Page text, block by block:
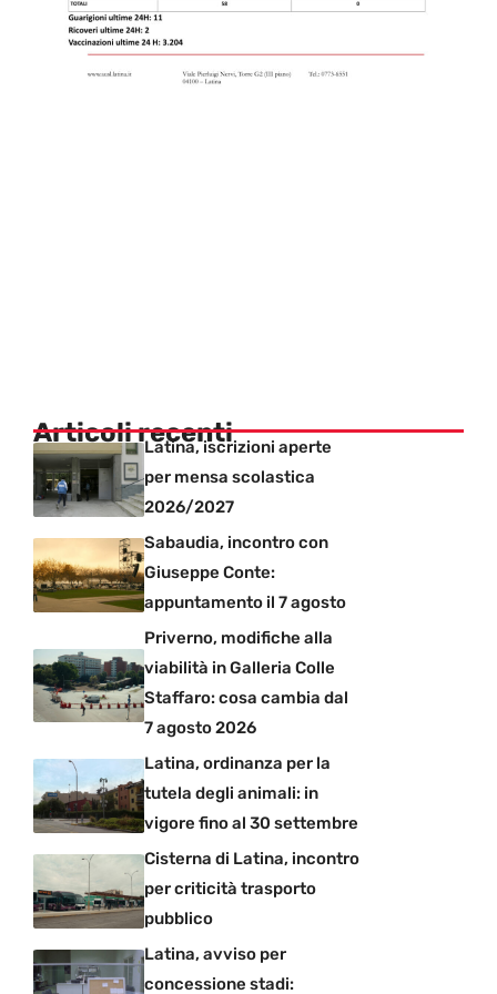
Articoli recentiLatina, iscrizioni aperte
per mensa scolastica
2026/2027
Sabaudia, incontro con
Giuseppe Conte:
appuntamento il 7 agosto
Priverno, modifiche alla
viabilità in Galleria Colle
Staffaro: cosa cambia dal
7 agosto 2026
Latina, ordinanza per la
tutela degli animali: in
vigore fino al 30 settembre
Cisterna di Latina, incontro
per criticità trasporto
pubblico
Latina, avviso per
concessione stadi: